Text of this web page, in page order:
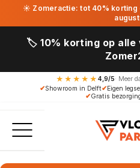
☀ Zomeractie: tot 40%
🏷️ 10% korting op alle
★★★★★ 4,9/5· Meer
✔Showroom in Delft✔Eigen
✔Gratis